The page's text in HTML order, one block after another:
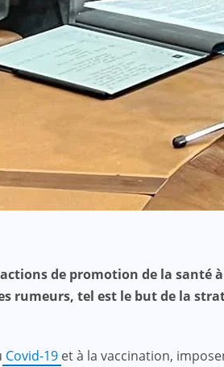
de promotion de la santé
tel est le but de la
Covid-19 et à la vaccination,